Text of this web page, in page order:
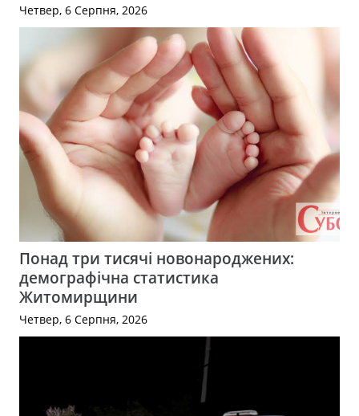
Четвер, 6 Серпня, 2026
Понад три тисячі новонароджених:
демографічна статистика
Житомирщини
Четвер, 6 Серпня, 2026